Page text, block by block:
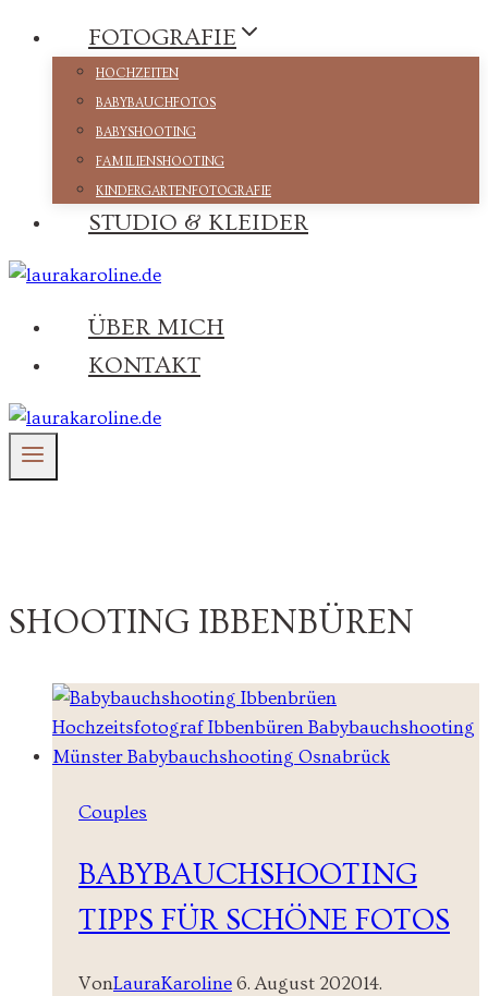
Zum
Inhalt
FOTOGRAFIE
HOCHZEITEN
BABYBAUCHFOTOS
BABYSHOOTING
FAMILIENSHOOTING
KINDERGARTENFOTOGRAFIE
STUDIO & KLEIDER
ÜBER MICH
KONTAKT
SHOOTING IBBENBÜREN
Couples
BABYBAUCHSHOOTING
TIPPS FÜR SCHÖNE FOTOS
VonLauraKaroline 6. August 202014.